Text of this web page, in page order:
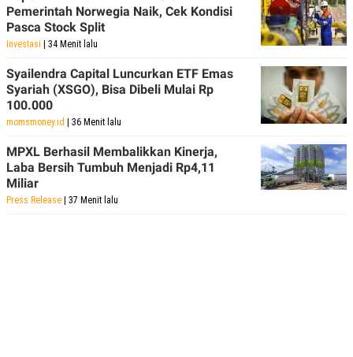
Pemerintah Norwegia Naik, Cek Kondisi
Pasca Stock Split
Investasi | 34 Menit lalu
Syailendra Capital Luncurkan ETF Emas
Syariah (XSGO), Bisa Dibeli Mulai Rp
100.000
momsmoney.id | 36 Menit lalu
MPXL Berhasil Membalikkan Kinerja,
Laba Bersih Tumbuh Menjadi Rp4,11
Miliar
Press Release | 37 Menit lalu